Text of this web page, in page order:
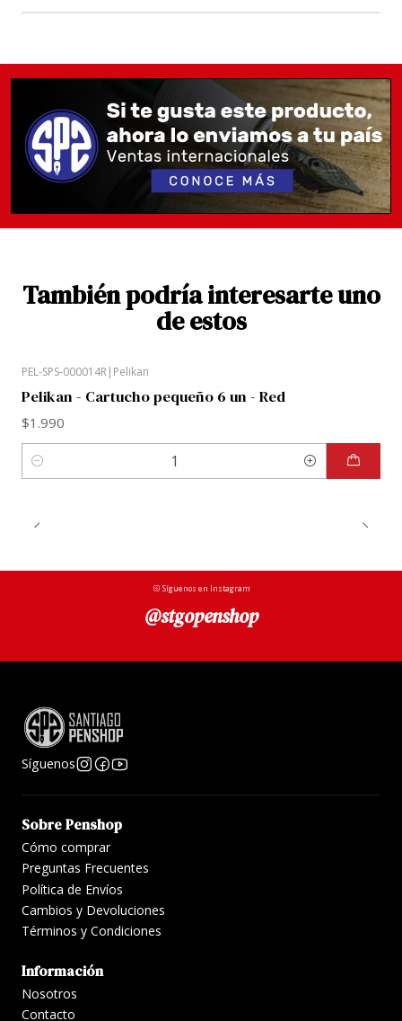
También podría interesarte uno
de estos
PEL-SPS-000014R| Pelikan
Pelikan - Cartucho pequeño 6 un - Red
$1.990
Cantidad
Síguenos en Instagram
@stgopenshop
Síguenos
Sobre Penshop
Cómo comprar
Preguntas Frecuentes
Política de Envíos
Cambios y Devoluciones
Términos y Condiciones
Información
Nosotros
Contacto